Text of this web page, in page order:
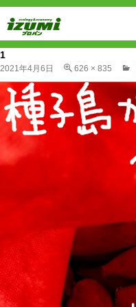
1
2021年4月6日 626 × 835